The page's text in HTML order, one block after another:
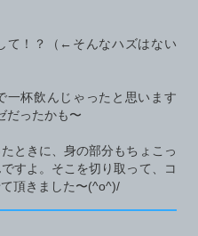
て！？（←そんなハズはない
一杯飲んじゃったと思います
だったかも〜
ときに、身の部分もちょこっ
すよ。そこを切り取って、コ
頂きました〜(^o^)/